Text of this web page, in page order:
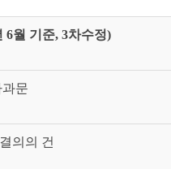
6월 기준, 3차수정)
문
의의 건